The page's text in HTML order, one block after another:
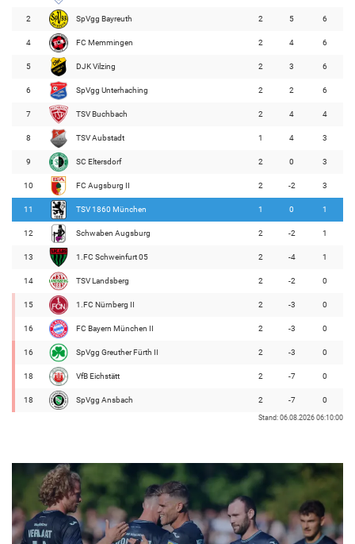
2 SpVgg Bayreuth 2 5 6
4 FC Memmingen 2 4 6
5 DJK Vilzing 2 3 6
6 SpVgg Unterhaching 2 2 6
7 TSV Buchbach 2 4 4
8 TSV Aubstadt 1 4 3
9 SC Eltersdorf 2 0 3
10 FC Augsburg II 2 -2 3
11 TSV 1860 München 1 0 1
12 Schwaben Augsburg 2 -2 1
13 1.FC Schweinfurt 05 2 -4 1
14 TSV Landsberg 2 -2 0
15 1.FC Nürnberg II 2 -3 0
16 FC Bayern München II 2 -3 0
16 SpVgg Greuther Fürth II 2 -3 0
18 VfB Eichstätt 2 -7 0
18 SpVgg Ansbach 2 -7 0
Stand: 06.08.2026 06:10:00